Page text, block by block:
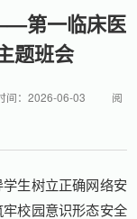
第一临床医
题班会
间：2026-06-03
阅
生树立正确网络安
校园意识形态安全